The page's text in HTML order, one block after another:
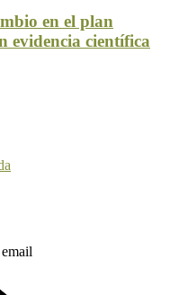
en el plan
evidencia científica